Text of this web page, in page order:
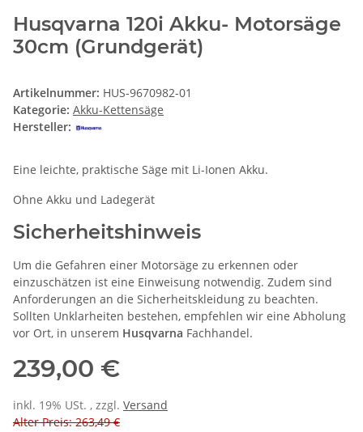
Husqvarna 120i Akku- Motorsäge
30cm (Grundgerät)
Artikelnummer: HUS-9670982-01
Kategorie: Akku-Kettensäge
Hersteller:
Eine leichte, praktische Säge mit Li-Ionen Akku.
Ohne Akku und Ladegerät
Sicherheitshinweis
Um die Gefahren einer Motorsäge zu erkennen oder
einzuschätzen ist eine Einweisung notwendig. Zudem sind
Anforderungen an die Sicherheitskleidung zu beachten.
Sollten Unklarheiten bestehen, empfehlen wir eine Abholung
vor Ort, in unserem Husqvarna Fachhandel.
239,00 €
inkl. 19% USt. , zzgl. Versand
Alter Preis: 263,49 €